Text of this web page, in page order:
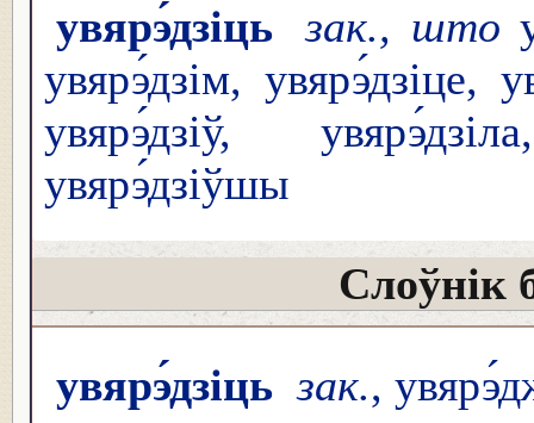
увярэ́дзіць зак., што
увярэ́дзім, увярэ́дзіце,
увярэ́дзіў,
увярэ́дзіўшы
Слоўнік
увярэ́дзіць зак.,